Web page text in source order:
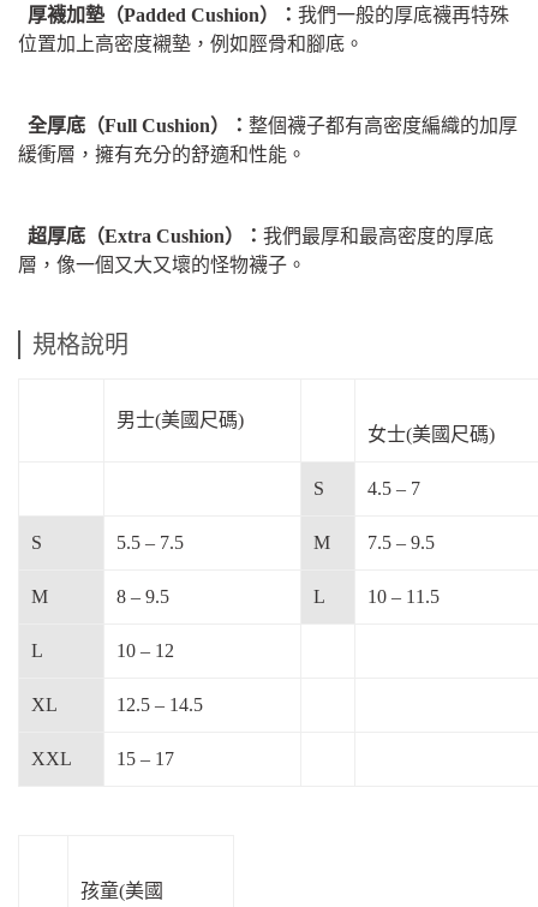
厚襪加墊（Padded Cushion）： 我們一般的厚底襪再特殊
位置加上高密度襯墊，例如脛骨和腳底。
全厚底（Full Cushion）： 整個襪子都有高密度編織的加厚
緩衝層，擁有充分的舒適和性能。
超厚底（Extra Cushion）： 我們最厚和最高密度的厚底
層，像一個又大又壞的怪物襪子。
規格說明
男士(美國尺碼)
女士(美國 尺碼)
S 4.5 – 7
S 5.5 – 7.5 M 7.5 – 9.5
M 8 – 9.5 L 10 – 11.5
L 10 – 12
XL 12.5 – 14.5
XXL 15 – 17
孩童(美國